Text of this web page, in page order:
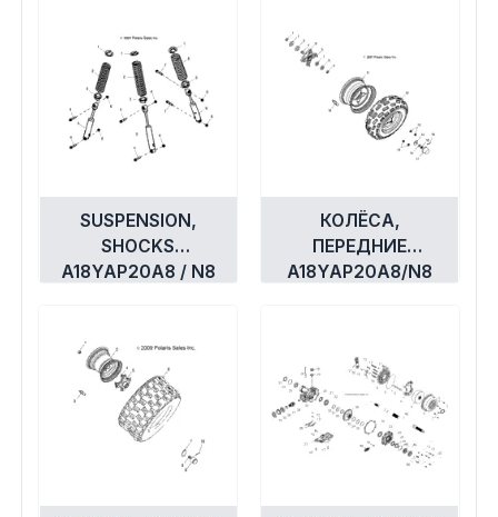
SUSPENSION,
SHOCKS
A18YAP20A8 / N8
КОЛЁСА,
ПЕРЕДНИЕ
A18YAP20A8/N8